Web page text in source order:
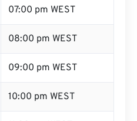
07:00 pm WEST
08:00 pm WEST
09:00 pm WEST
10:00 pm WEST